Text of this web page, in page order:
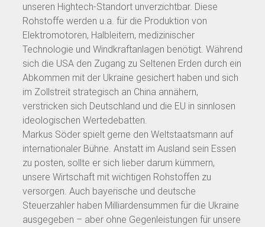
unseren Hightech-Standort unverzichtbar. Diese
Rohstoffe werden u.a. für die Produktion von
Elektromotoren, Halbleitern, medizinischer
Technologie und Windkraftanlagen benötigt. Während
sich die USA den Zugang zu Seltenen Erden durch ein
Abkommen mit der Ukraine gesichert haben und sich
im Zollstreit strategisch an China annähern,
verstricken sich Deutschland und die EU in sinnlosen
ideologischen Wertedebatten.
Markus Söder spielt gerne den Weltstaatsmann auf
internationaler Bühne. Anstatt im Ausland sein Essen
zu posten, sollte er sich lieber darum kümmern,
unsere Wirtschaft mit wichtigen Rohstoffen zu
versorgen. Auch bayerische und deutsche
Steuerzahler haben Milliardensummen für die Ukraine
ausgegeben – aber ohne Gegenleistungen für unsere